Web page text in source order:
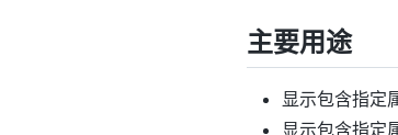
主要用途
显示包含指定
显示包含指定